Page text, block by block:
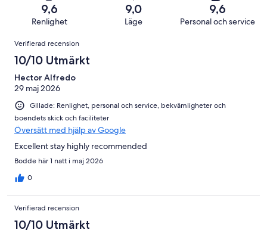
recensioner
recensioner
recensioner
betyg.
628
recensioner
9,6
Renlighet
9,0
Läge
9,6
Personal och service
Recensioner
Verifierad recension
10/10 Utmärkt
Hector Alfredo
29 maj 2026
Gillade: Renlighet, personal och service, bekvämligheter och
boendets skick och faciliteter
Översätt med hjälp av Google
Excellent stay highly recommended
Bodde här 1 natt i maj 2026
0
Verifierad recension
10/10 Utmärkt